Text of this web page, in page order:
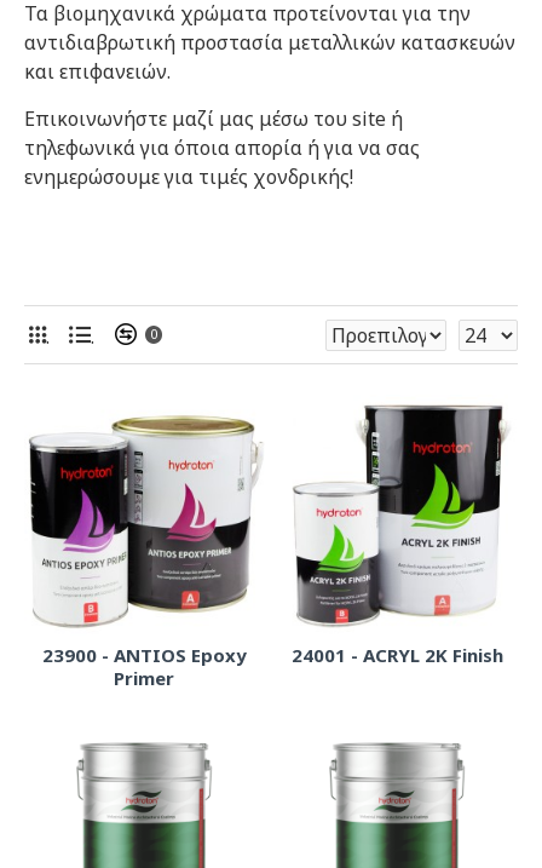
Τα βιομηχανικά χρώματα προτείνονται για την
αντιδιαβρωτική προστασία μεταλλικών κατασκευών
και επιφανειών.
Επικοινωνήστε μαζί μας μέσω του site ή
τηλεφωνικά για όποια απορία ή για να σας
ενημερώσουμε για τιμές χονδρικής!
. . 0
23900 - ANTIOS Epoxy
Primer
24001 - ACRYL 2K Finish